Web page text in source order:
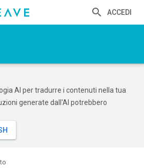
ACCEDI
AI per tradurre i contenuti nella tua
generate dall'AI potrebbero